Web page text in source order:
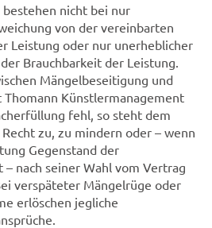
bestehen nicht bei nur
von der vereinbarten
Leistung oder nur unerheblicher
Brauchbarkeit der Leistung.
Mängelbeseitigung und
Künstlermanagement
fehl, so steht dem
zu, zu mindern oder – wenn
Gegenstand der
nach seiner Wahl vom Vertrag
verspäteter Mängelrüge oder
erlöschen jegliche